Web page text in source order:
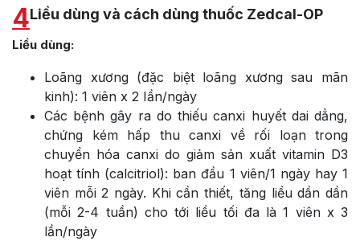
4Liều dùng và cách dùng thuốc Zedcal-OP
Liều dùng:
Loãng xương (đặc biệt loãng xương sau mãn
kinh): 1 viên x 2 Iần/ngày
Các bệnh gây ra do thiếu canxi huyết dai dẳng,
chứng kém hấp thu canxi về rối loạn trong
chuyển hóa canxi do giảm sản xuất vitamin D3
hoạt tính (calcitriol): ban đầu 1 viên/1 ngày hay 1
viên mỗi 2 ngày. Khi cần thiết, tăng liều dần dần
(mỗi 2-4 tuần) cho tới liều tối đa là 1 viên x 3
lần/ngày